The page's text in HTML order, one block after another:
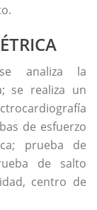
analiza la
se realiza un
de esfuerzo
prueba de
de salto
centro de